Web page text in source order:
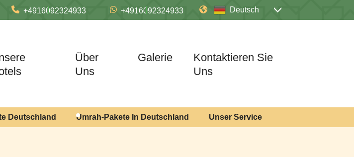
+4916092324933 +4916092324933 Deutsch
Über
Uns
Galerie
Kontaktieren Sie
Uns
Deutschland Umrah-Pakete In Deutschland Unser Service